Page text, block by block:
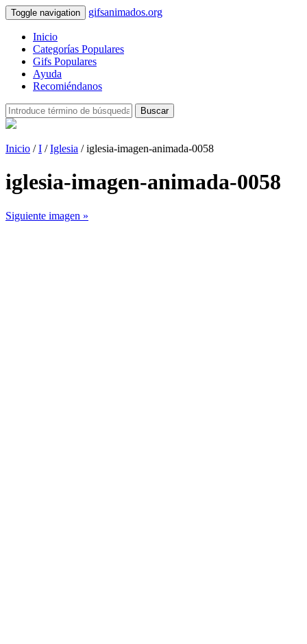
Toggle navigation gifsanimados.org
Inicio
Categorías Populares
Gifs Populares
Ayuda
Recomiéndanos
Buscar
Inicio /I /Iglesia / iglesia-imagen-animada-0058
iglesia-imagen-animada-0058
Siguiente imagen »